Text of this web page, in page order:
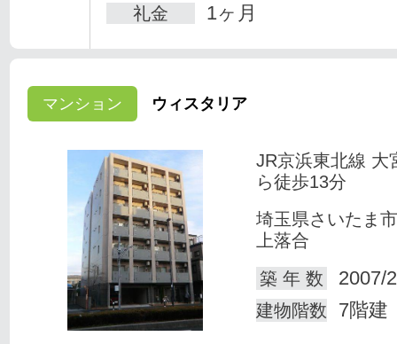
礼金 1ヶ月
マンション ウィスタリア
JR京浜東北線 大
ら徒歩13分
埼玉県さいたま
上落合
築 年 数
2007/
建物階数 7階建